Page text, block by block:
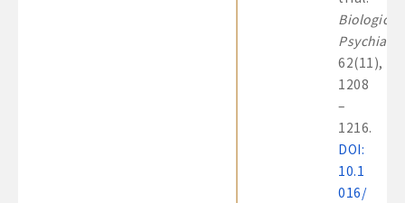
Biological
Psychiatry
62(11),
1208
–
1216.
DOI:
10.1
016/